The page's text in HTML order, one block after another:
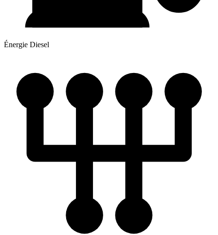
Énergie Diesel